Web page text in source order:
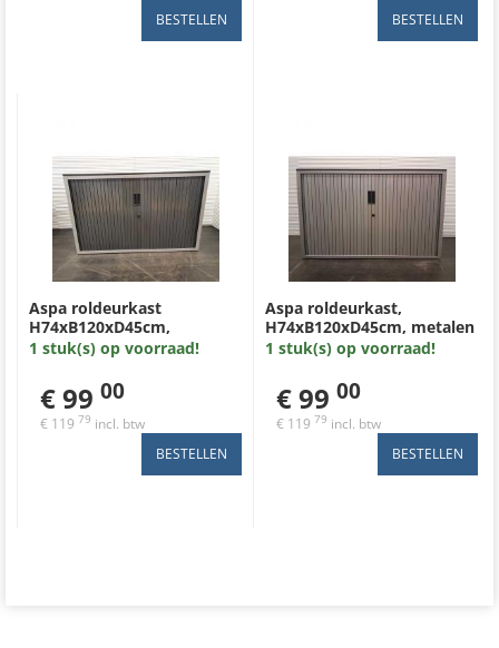
Aspa roldeurkast
H74xB120xD45cm,
omhuizing zilvergrijs met
zilvergrijs metalen lamel en
licht beuken volkern
topblad
1 stuk(s) op voorraad!
€ 99 00
€ 119 79 incl. btw
Aspa roldeurkast,
H74xB120xD45cm, metalen
omhuizing zilvergrijs,
antraciet metalen lamel,
donker of lichtbeuken
topblad
1 stuk(s) op voorraad!
€ 99 00
€ 119 79 incl. btw